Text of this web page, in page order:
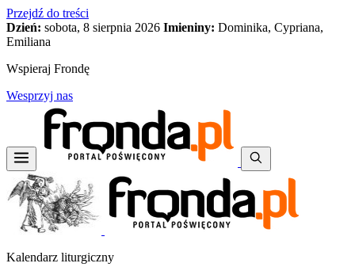
Przejdź do treści
Dzień: sobota, 8 sierpnia 2026 Imieniny: Dominika, Cypriana,
Emiliana
Wspieraj Frondę
Wesprzyj nas
Kalendarz liturgiczny